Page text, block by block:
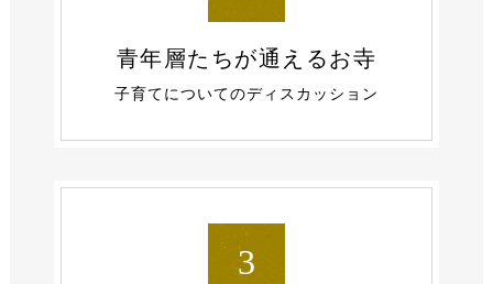
青年層たちが通えるお寺
子育てについてのディスカッション
3